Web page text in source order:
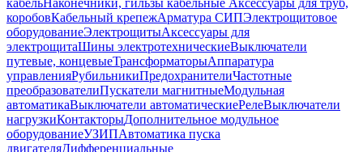
кабельНаконечники, гильзы кабельные Аксессуары для труб,
коробовКабельный крепежАрматура СИПЭлектрощитовое
оборудованиеЭлектрощитыАксессуары для
электрощитаШины электротехническиеВыключатели
путевые, концевыеТрансформаторыАппаратура
управленияРубильникиПредохранителиЧастотные
преобразователиПускатели магнитныеМодульная
автоматикаВыключатели автоматическиеРелеВыключатели
нагрузкиКонтакторыДополнительное модульное
оборудованиеУЗИПАвтоматика пуска
двигателяДифференциальные